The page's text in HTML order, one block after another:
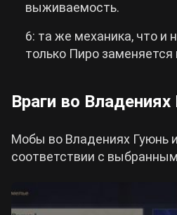
выживаемость.
6: та же механика, что и
только Пиро заменяется
Враги во
Мобы во Владениях Гуюнь
соответствии с